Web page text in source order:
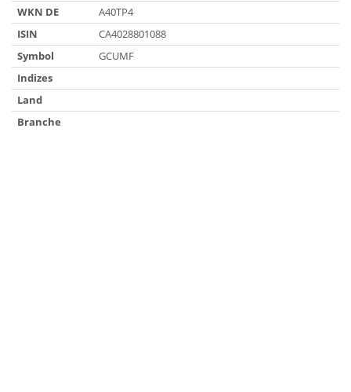
WKN DE
A40TP4
ISIN
CA4028801088
Symbol
GCUMF
Indizes
Land
Branche